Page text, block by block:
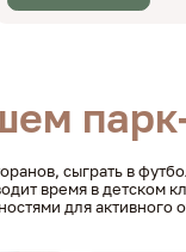
сыграть в
время в детском
для